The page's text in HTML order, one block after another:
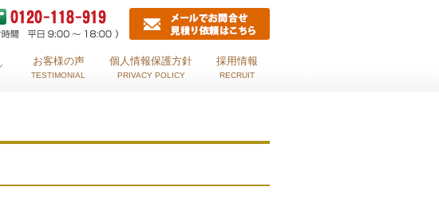
お客様の声
TESTIMONIAL
個人情報保護方針
PRIVACY POLICY
採用情報
RECRUIT